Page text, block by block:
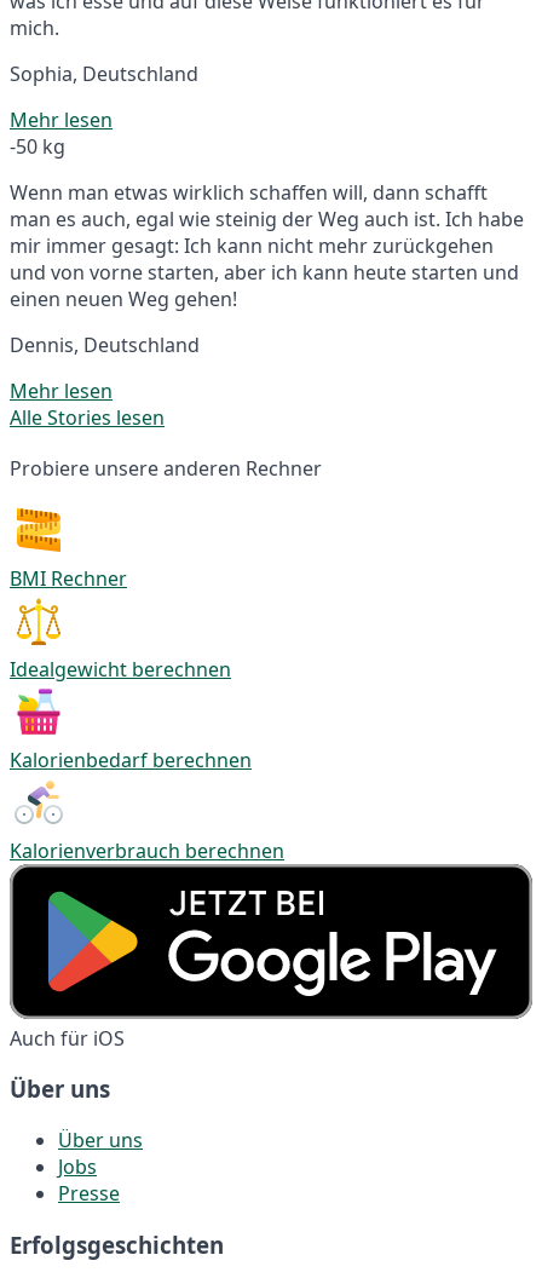
mich.
Sophia, Deutschland
Mehr lesen
-50 kg
Wenn man etwas wirklich schaffen will, dann schafft
man es auch, egal wie steinig der Weg auch ist. Ich habe
mir immer gesagt: Ich kann nicht mehr zurückgehen
und von vorne starten, aber ich kann heute starten und
einen neuen Weg gehen!
Dennis, Deutschland
Mehr lesen
Alle Stories lesen
Probiere unsere anderen Rechner
BMI Rechner
Idealgewicht berechnen
Kalorienbedarf berechnen
Kalorienverbrauch berechnen
Auch für iOS
Über uns
Über uns
Jobs
Presse
Erfolgsgeschichten